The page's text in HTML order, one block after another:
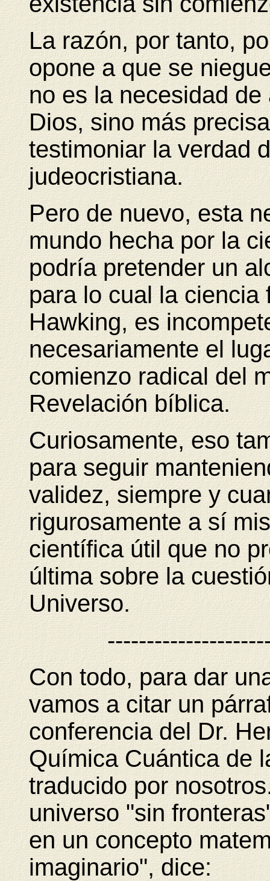
La razón, por tanto,
opone a que se
no es la necesidad
Dios, sino más
testimoniar la verdad
judeocristiana.
Pero de nuevo, esta
mundo hecha por la
podría pretender un
para lo cual la
Hawking, es
necesariamente el
comienzo radical del
Revelación bíblica.
Curiosamente, eso
para seguir
validez, siempre y
rigurosamente a sí
científica útil que no
última sobre la
Universo.
Con todo, para dar
vamos a citar un
conferencia del Dr.
Química Cuántica de
traducido por
universo "sin
en un concepto
imaginario", dice: